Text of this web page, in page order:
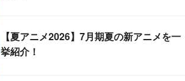
【夏アニメ2026】7月期夏の新アニメを一
挙紹介！